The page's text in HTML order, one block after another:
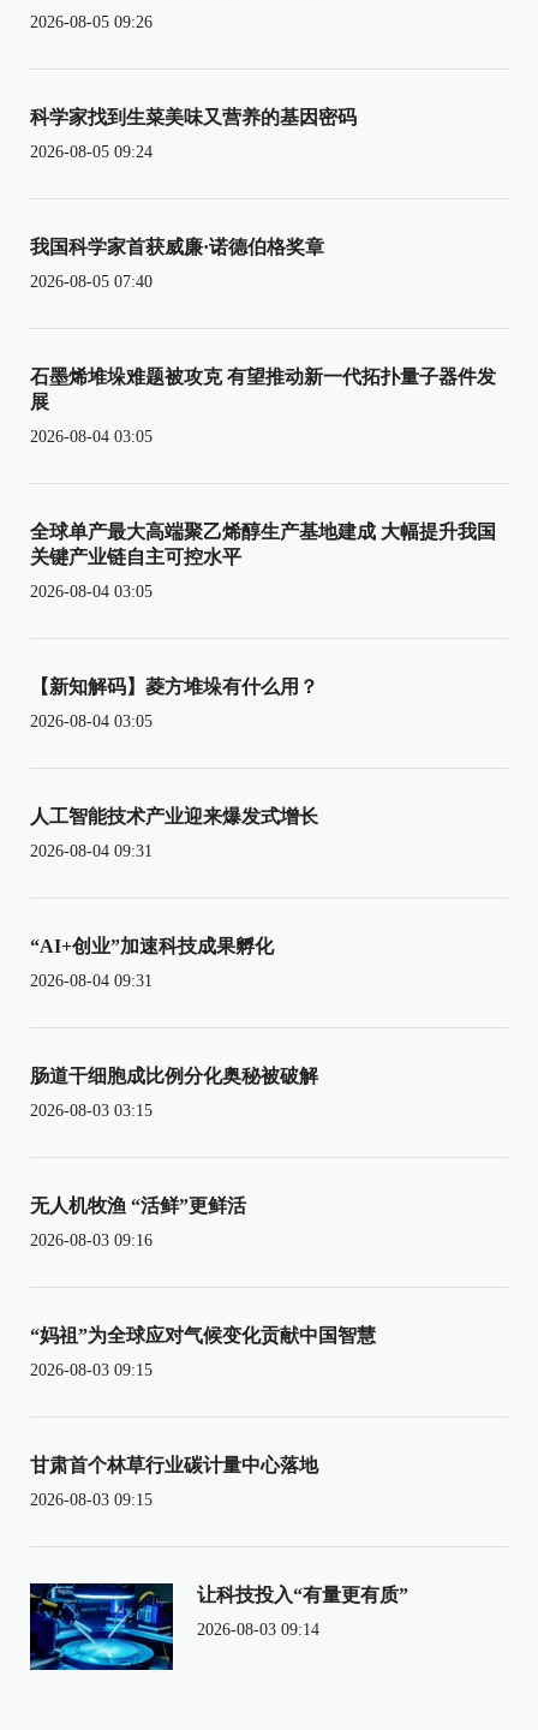
2026-08-05 09:26
科学家找到生菜美味又营养的基因密码
2026-08-05 09:24
我国科学家首获威廉·诺德伯格奖章
2026-08-05 07:40
石墨烯堆垛难题被攻克 有望推动新一代拓扑量子器件发
展
2026-08-04 03:05
全球单产最大高端聚乙烯醇生产基地建成 大幅提升我国
关键产业链自主可控水平
2026-08-04 03:05
【新知解码】菱方堆垛有什么用？
2026-08-04 03:05
人工智能技术产业迎来爆发式增长
2026-08-04 09:31
“AI+创业”加速科技成果孵化
2026-08-04 09:31
肠道干细胞成比例分化奥秘被破解
2026-08-03 03:15
无人机牧渔 “活鲜”更鲜活
2026-08-03 09:16
“妈祖”为全球应对气候变化贡献中国智慧
2026-08-03 09:15
甘肃首个林草行业碳计量中心落地
2026-08-03 09:15
让科技投入“有量更有质”
2026-08-03 09:14